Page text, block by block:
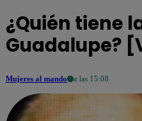
¿Quién tiene
Guadalupe?
Mujeres al mando a las 15:08